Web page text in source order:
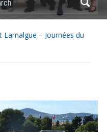
– Journées du